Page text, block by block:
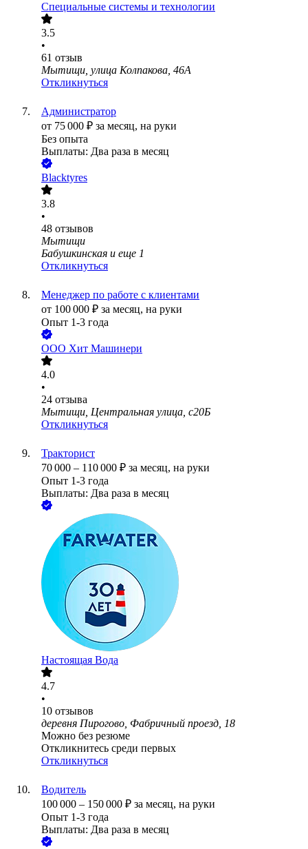
Специальные системы и технологии
3.5
•
61 отзыв
Мытищи, улица Колпакова, 46А
Откликнуться
Администратор
от 75 000 ₽ за месяц, на руки
Без опыта
Выплаты: Два раза в месяц
Blacktyres
3.8
•
48 отзывов
Мытищи
Бабушкинская и еще 1
Откликнуться
Менеджер по работе с клиентами
от 100 000 ₽ за месяц, на руки
Опыт 1-3 года
ООО Хит Машинери
4.0
•
24 отзыва
Мытищи, Центральная улица, с20Б
Откликнуться
Тракторист
70 000 – 110 000 ₽ за месяц, на руки
Опыт 1-3 года
Выплаты: Два раза в месяц
Настоящая Вода
4.7
•
10 отзывов
деревня Пирогово, Фабричный проезд, 18
Можно без резюме
Откликнитесь среди первых
Откликнуться
Водитель
100 000 – 150 000 ₽ за месяц, на руки
Опыт 1-3 года
Выплаты: Два раза в месяц